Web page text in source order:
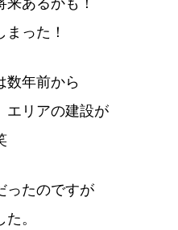
った！
数年前から
エリアの建設が
ったのですが
。